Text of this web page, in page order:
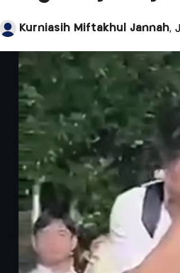
Kurniasih Miftakhul Jannah,